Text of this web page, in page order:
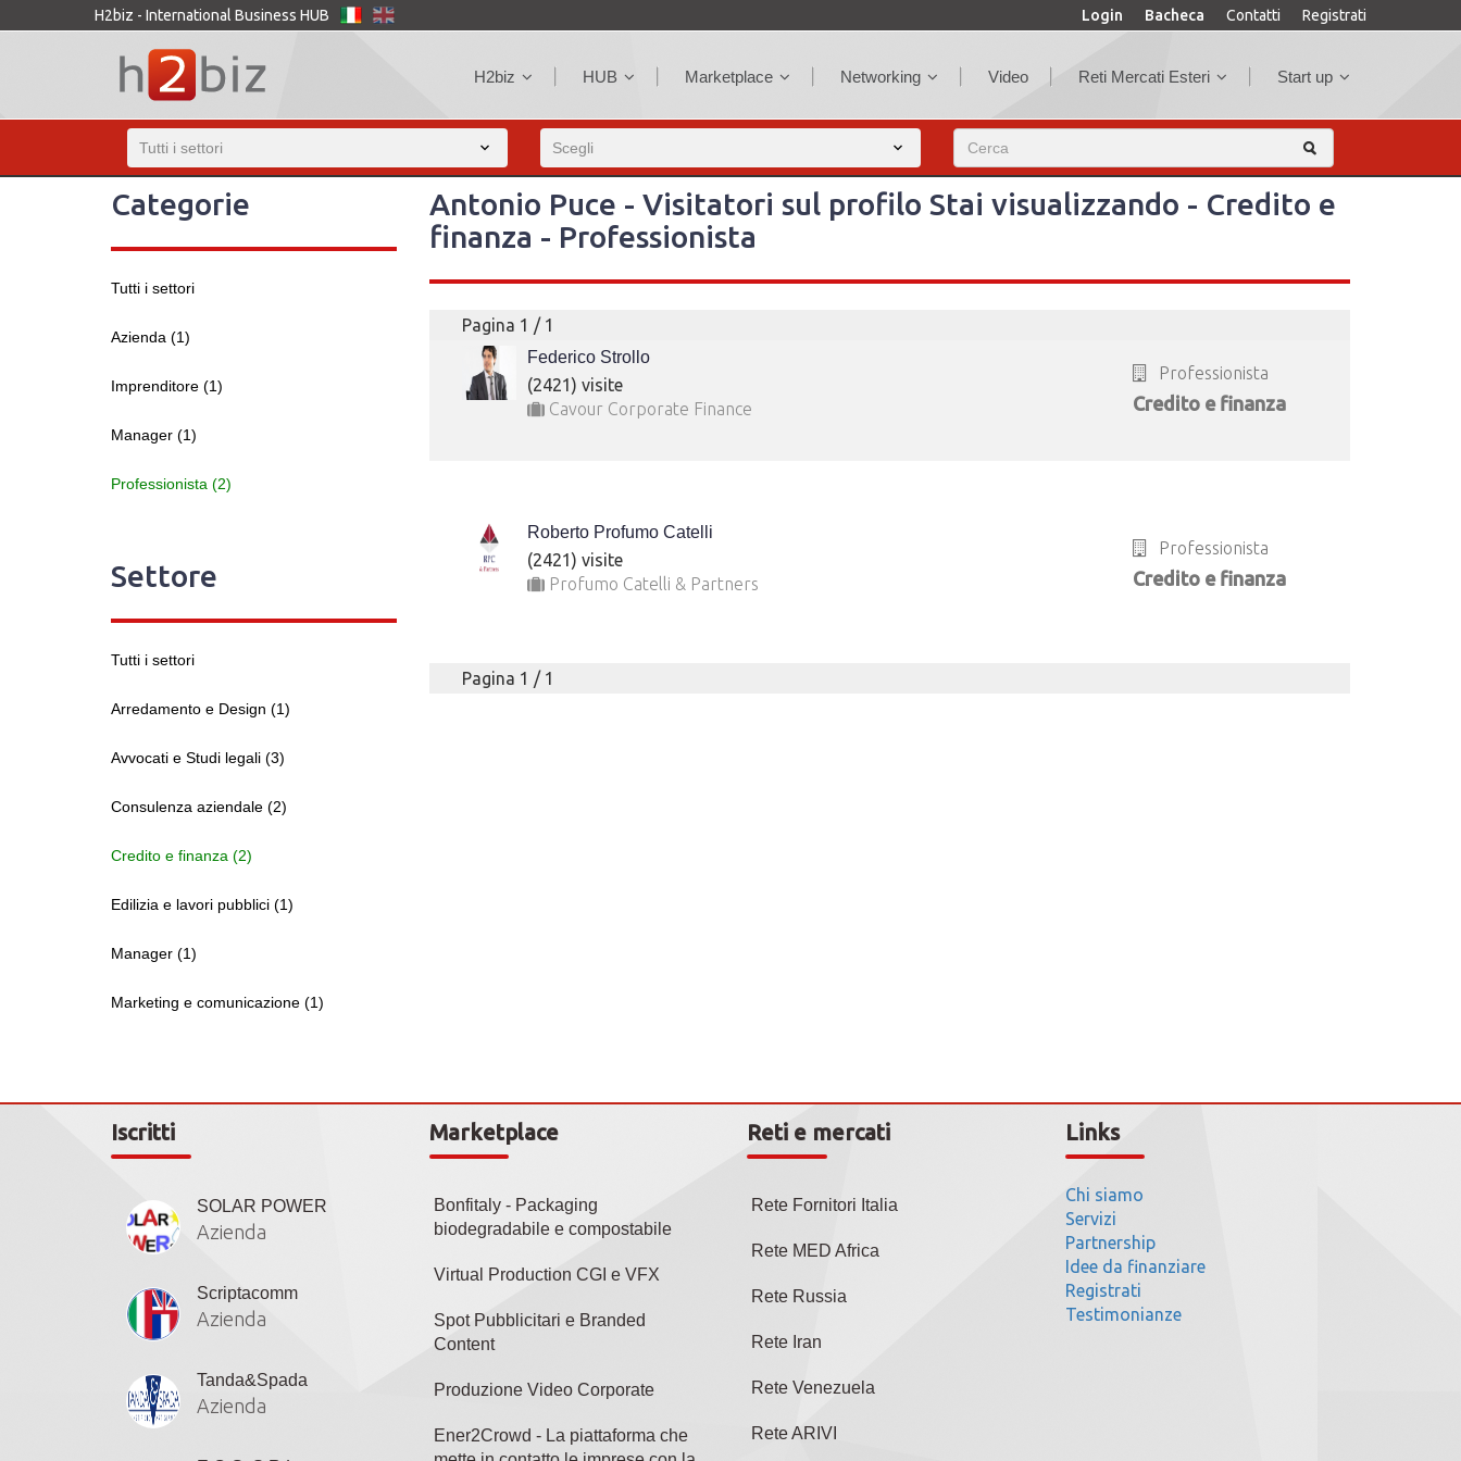
H2biz - International Business HUB Login Bacheca Contatti Registrati
H2biz HUB Marketplace Networking Video Reti Mercati Esteri Start up
Categorie
Tutti i settori
Azienda (1)
Imprenditore (1)
Manager (1)
Professionista (2)
Settore
Tutti i settori
Arredamento e Design (1)
Avvocati e Studi legali (3)
Consulenza aziendale (2)
Credito e finanza (2)
Edilizia e lavori pubblici (1)
Manager (1)
Marketing e comunicazione (1)
Antonio Puce - Visitatori sul profilo Stai visualizzando - Credito e
finanza - Professionista
Pagina 1 / 1
Federico Strollo
(2421) visite
Cavour Corporate Finance
Professionista
Credito e finanza
Roberto Profumo Catelli
(2421) visite
Profumo Catelli & Partners
Professionista
Credito e finanza
Pagina 1 / 1
Iscritti
SOLAR POWER
Azienda
Scriptacomm
Azienda
Tanda&Spada
Azienda
Marketplace
Bonfitaly - Packaging
biodegradabile e compostabile
Virtual Production CGI e VFX
Spot Pubblicitari e Branded
Content
Produzione Video Corporate
Ener2Crowd - La piattaforma che
Reti e mercati
Rete Fornitori Italia
Rete MED Africa
Rete Russia
Rete Iran
Rete Venezuela
Rete ARIVI
Links
Chi siamo
Servizi
Partnership
Idee da finanziare
Registrati
Testimonianze